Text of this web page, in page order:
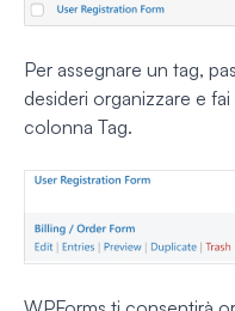
Per assegnare un tag,
desideri organizzare e
colonna Tag.